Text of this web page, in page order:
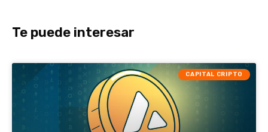
Te puede interesar
CAPITAL CRIPTO